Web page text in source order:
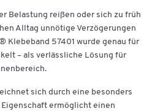
Belastung reißen oder sich zu früh
Alltag unnötige Verzögerungen
Klebeband 57401 wurde genau für
– als verlässliche Lösung für
sich durch eine besonders
ermöglicht einen